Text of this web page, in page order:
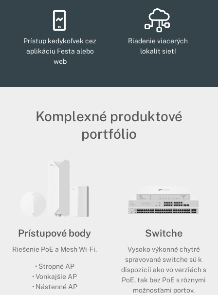
Prístup kedykoľvek cez
aplikáciu Festa alebo
web
Riadenie viacerých
lokalít sietí
Komplexné produktové
portfólio
Prístupové body
Riešenie PoE a Mesh Wi-Fi.
• Stropné AP
• Vonkajšie AP
• Nástenné AP
Switche
Vysoko výkonné chytré
spravované switche sú k
dispozícii ako vo verziách s
PoE, tak bez PoE s rôznymi
možnosťami portov.